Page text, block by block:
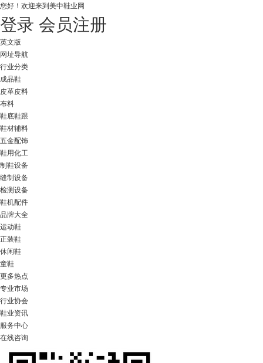
您好！ 欢迎来到美中鞋业网
登录 会员注册
英文版
网址导航
行业分类
成品鞋
皮革皮料
布料
鞋底鞋跟
鞋材辅料
五金配饰
鞋用化工
制鞋设备
缝制设备
检测设备
鞋机配件
品牌大全
运动鞋
正装鞋
休闲鞋
童鞋
更多热点
专业市场
行业协会
鞋业资讯
服务中心
在线咨询